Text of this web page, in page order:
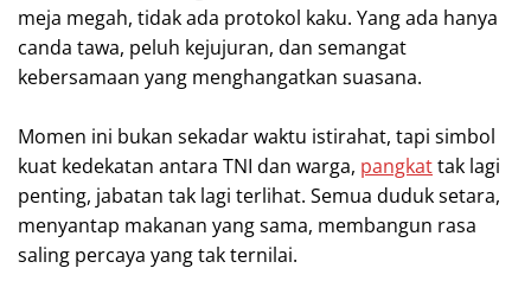
meja megah, tidak ada protokol kaku. Yang ada hanya
canda tawa, peluh kejujuran, dan semangat
kebersamaan yang menghangatkan suasana.
‎Momen ini bukan sekadar waktu istirahat, tapi simbol
kuat kedekatan antara TNI dan warga, pangkattak lagi
penting, jabatan tak lagi terlihat. Semua duduk setara,
menyantap makanan yang sama, membangun rasa
saling percaya yang tak ternilai.